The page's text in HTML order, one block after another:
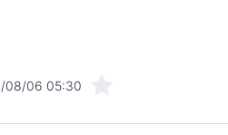
08/06 05:30